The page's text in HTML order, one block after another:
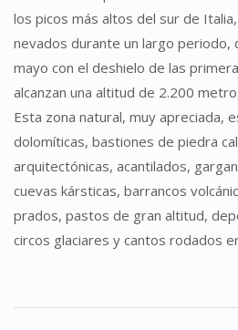
los picos más altos del sur de
nevados durante un largo periodo,
mayo con el deshielo de las
alcanzan una altitud de 2.200
Esta zona natural, muy apreciada,
dolomíticas, bastiones de piedra
arquitectónicas, acantilados,
cuevas kársticas, barrancos
prados, pastos de gran altitud,
circos glaciares y cantos rodados